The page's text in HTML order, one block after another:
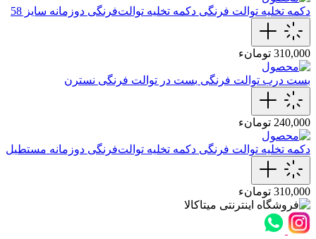
دکمه تخلیه توالت فرنگی دکمه تخلیه توالت‌فرنگی دوزمانه سایز 58
310,000 تومانء
بست درب توالت فرنگی بست در توالت فرنگی‌ نسترن
240,000 تومانء
دکمه تخلیه توالت فرنگی دکمه تخلیه توالت‌فرنگی دوزمانه مستطیل
310,000 تومانء